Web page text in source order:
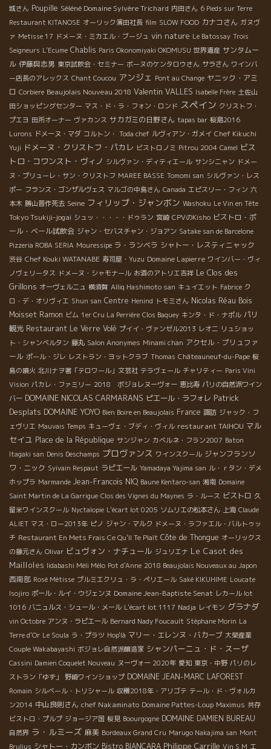
城さん Poupille Séléné Domaine Sylvère Trichard 内田さん 6 Pieds sur Terre
Restaurant KITANOSE オーリック濱田社長 film SLOW FOOD カナコさん ガヌヴ
ァ Metisse 17 ドメーヌ・ミカエル・ブージュ vin nature Le Batossay Trois
Seigneurs L'Ecume Chablis Paris Okonomiyaki OKOMUSU 世界遺産 サンタムー
ル 伊藤與志男 東京試飲会・セミナー ボーヌのケンタロウさん サラさん ワインバ
ー店長のアレックス Chant Coucou アンジェ Pont au Change ヤニック・アミ
ロ Corbiere Beaujolais Nouveau 2018 Valentin VALLES Isabelle Frère 土佐山
田ショッピングセンター マス・ド・ラ・フォン・ロンド スペイン クリストフ・
プエヨ 田所オーナー ヴァカンス サカガミの日野さん tapas bar 桜島2016
Lurons ドメーヌ・マダ コルトン・ Toda chef ルヴィアン・ガメイ Chef Kikuchi
Yuji ドメーヌ・クリストフ・パカレ ビストロノミ Pitrou 2004 Camel ビス
トロ・コワンスト・ヴィノ シルヴァン・ディティエール サンシニャン ドメー
ヌ・プリューレ・サン・クリストフ MAREE BASSE Tomomi san シルヴァン・レス
ポー フランス・ゴンザルヴェス マルゴの中島さん Canada エピスリー・フィン 六
本木 勝山晋作死去 Seine フィリップ・ジャンボン Washoku Le Vin en Tête
Tokyo Tsukiji-jogai シュッ・・・・・ドゥラン 宮崎 CPVのKisho ビストロ・ポ
ール・ベール試飲会 ジャン・セバスチャン・ジョアン Satake san de Barcelone
Pizzeria ROBA SERIA Mouressipe ラ・ランベラ シャトー・レスティニャック
渋谷 Chef Kouki WATANABE 寿司屋・Yuzu Domaine Lapierre ワインバー・ヴィ
ノヴェリータス ドメーヌ・シャモナール お酒のアトリエ吉祥 Le Clos des
Grillons オーヴェルニュ 横須賀 Alliq Hashimoto san キュイエット Fabrice ク
ロ・デ・オリヴィエ Shun san Centre Henind トモミさん Nicolas Réau Bois
Moisset Ramon ビム 1er Cru La Perrière Clos Baquey キンタ・ド・ナポル パリ
観光 Restaurant Le Verre Volé プイイ・ヴァンゼル2013 レオニ リュショッ
ト・シャンベルタン 藤丸 Salon Anonymes Minami chan アクセル・プリュファ
ール ポール・ジレ レストラン・ヨットクラブ Thomas Châteauneuf-du-Pape 桜
島の噴火 北川ナヲ著「テロワール」文芸社 テラヴェール チャリティー Paris Vini
Vision パカレ・ファミリー 2018 ボジョレヌーヴォー 恵比寿 パリの自然派ワイン
バー DOMAINE NICOLAS CARMARANS ピエール・ラフォレ Patrick
Desplats DOMAINE YOYO Bien Boire en Beaujolais France 諏訪 ジャック・フ
ェヴリエ Mauvais Temps キューヴェ・ブディ・ヴィル restaurant TAIHOU マル
セイユ Place de la République サンジャン カベルネ・フラン2007 Baton
Itagaki san Denis Deschamps プロヴァンス ワインスクール ジャンフランソ
ワ・ニック Syivain Respaut ラピエール Yamadaya Yajima san ル・ｒタン・デメ
ホップラ Marmande Jean-Francois NIQ Baune Kentaro-san 湘南 Domaine
Saint Martin de La Garrigue Clos des Vignes du Maynes ラ・ルース ビストロ 久
留米ワインスクール Nyctalopie L'écart lot 0205 ソムリエの松本さん 上海 Claude
ALIET マス・ロー2013年 ピノ ジャン・マルク ドメーヌ・ラファエル・バルトゥッ
チ Restaurant En Mets Frais Ce Qu'Il Te Plaît Côte de Thongue オーリックス
の藤元さん Olivar ビュヴォン・ナチュール ジュリエナ Le Casot des
Mailloles Iidabashi Méli Mélo Pot d'Anne 2018 Beaujolais Nouveaux au Japon
西南部 Rosé Métisse プルミエクリュ・ラ・ペリエール Saké KIKUHIME Loucate
Isojiro ポール・ルイ・ウジェンヌ Domaine Jean-Baptiste Senat レカール lot
1016 バニュルス・シュール・メール L'écart lot 1117 Nadja レイモン グラナダ
vin Octobre アンヌ・ラピエール Bernard Nady Foucault Stéphane Morin La
Terre d'Or Le Soula ラ・プラツ Hop'là マリー・エレンヌ・バカーブ 大榮産業
Couple Wakabayashi ボジョレ自然派醸造家 シャンパーニュ・ド・スーザ
Cassini Damien Coquelet Nouveau ヌーヴォー 2020年 愛知 東京・中野 パリのレ
ストラン「ゆず」
野崎ワインショップ DOMAINE JEAN-MARC LAFOREST
Romain シルベール・トリシャール 収穫2018年・アリゴテ テール・ド・ヴォルカ
ン2014 中山良則さん chef Nakaminato Domaine Pattes-Loup Maximus 共存
ビストロ・プルプ ジョージア国 桜見 Boourgogne DOMAINE DAMIEN BUREAU
自然界 ラ・ルミーズ 麻美 Bordeaux Grand Cru Marugo Nakajima san Mont
Brulius シャトー・カンボン Bistro BIANCARA Philippe Carrille Vin S M エ